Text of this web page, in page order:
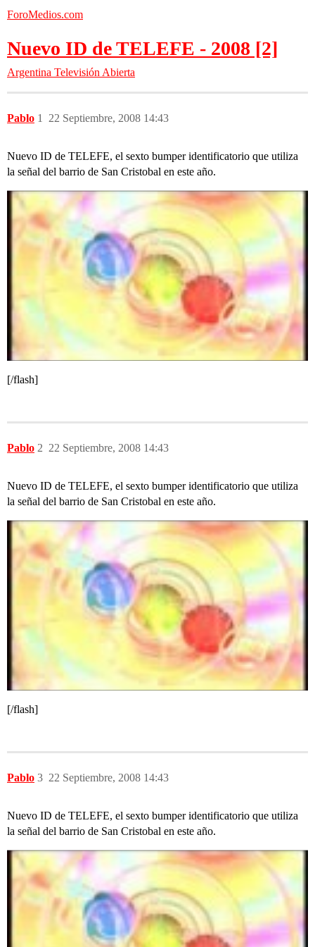
ForoMedios.com
Nuevo ID de TELEFE - 2008 [2]
Argentina Televisión Abierta
Pablo 22 Septiembre, 2008 14:43
1
Nuevo ID de TELEFE, el sexto bumper identificatorio que utiliza
la señal del barrio de San Cristobal en este año.
[/flash]
Pablo 22 Septiembre, 2008 14:43
2
Nuevo ID de TELEFE, el sexto bumper identificatorio que utiliza
la señal del barrio de San Cristobal en este año.
[/flash]
Pablo 22 Septiembre, 2008 14:43
3
Nuevo ID de TELEFE, el sexto bumper identificatorio que utiliza
la señal del barrio de San Cristobal en este año.